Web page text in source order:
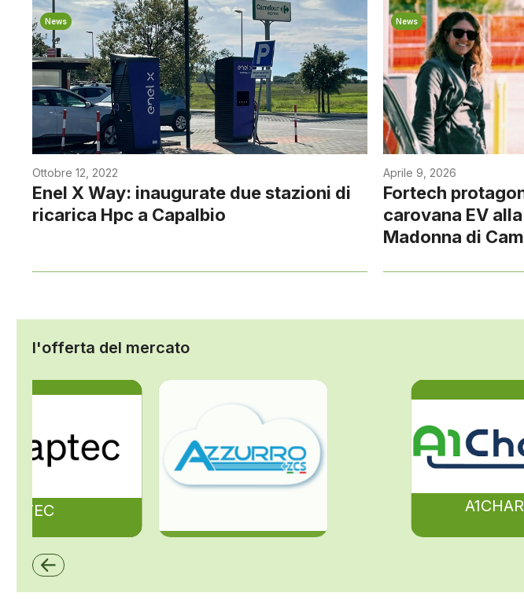
News
Ottobre 12, 2022
Enel X Way: inaugurate due stazioni di
ricarica Hpc a Capalbio
News
Aprile 9, 2026
Fortech
carovana EV
Madonna di
l'offerta del mercato
ZCS Azzurro